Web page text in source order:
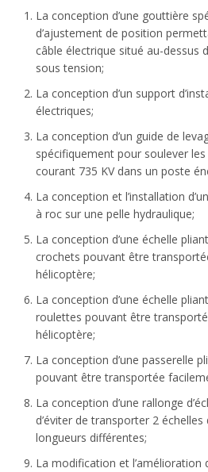
La conception d’une gouttière
d’ajustement de position
câble électrique situé au-dessus
sous tension;
La conception d’un support
électriques;
La conception d’un guide de
spécifiquement pour soulever
courant 735 KV dans un poste
La conception et l’installation
à roc sur une pelle hydraulique;
La conception d’une échelle
crochets pouvant être
hélicoptère;
La conception d’une échelle
roulettes pouvant être
hélicoptère;
La conception d’une passerelle
pouvant être transportée
La conception d’une rallonge
d’éviter de transporter 2 échelles
longueurs différentes;
La modification et l’amélioration